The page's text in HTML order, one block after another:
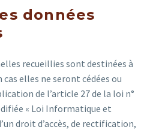
données
recueillies sont destinées à
elles ne seront cédées ou
de l’article 27 de la loi n°
« Loi Informatique et
droit d’accès, de rectification,